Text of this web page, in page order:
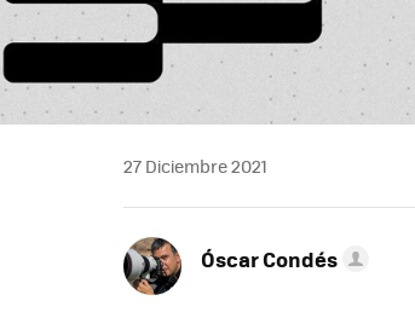
27 Diciembre 2021
Óscar Condés